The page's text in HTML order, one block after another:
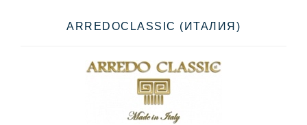
ARREDOCLASSIC (ИТАЛИЯ)